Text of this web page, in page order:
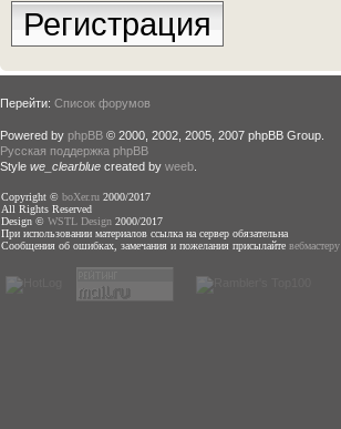
Регистрация
Перейти: Список форумов
Powered by phpBB © 2000, 2002, 2005, 2007 phpBB Group.
Русская поддержка phpBB
Style we_clearblue created by weeb
Copyright © boXer.ru 2000/2017
All Rights Reserved
Design © WSTL Design 2000/2017
При использовании материалов ссылка на сервер обязательна
Сообщения об ошибках, замечания и пожелания присылайте вебмастеру